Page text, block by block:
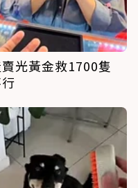
光黃金救1700隻